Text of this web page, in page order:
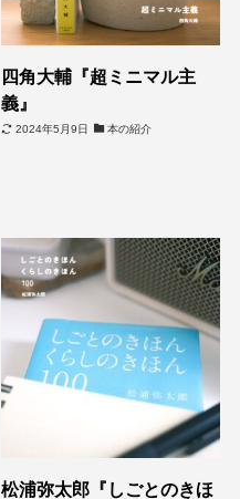
四角大輔『超ミニマル主
義』
2024年5月9日 本の紹介
松浦弥太郎『しごとのきほ